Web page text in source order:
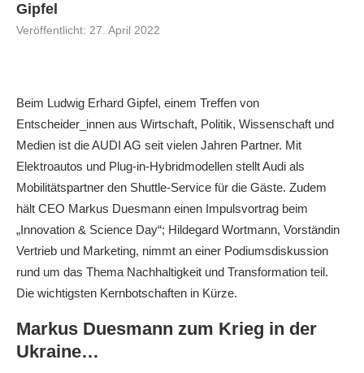
Gipfel
Veröffentlicht: 27. April 2022
Beim Ludwig Erhard Gipfel, einem Treffen von
Entscheider_innen aus Wirtschaft, Politik, Wissenschaft und
Medien ist die AUDI AG seit vielen Jahren Partner. Mit
Elektroautos und Plug-in-Hybridmodellen stellt Audi als
Mobilitätspartner den Shuttle-Service für die Gäste. Zudem
hält CEO Markus Duesmann einen Impulsvortrag beim
„Innovation & Science Day“; Hildegard Wortmann, Vorständin
Vertrieb und Marketing, nimmt an einer Podiumsdiskussion
rund um das Thema Nachhaltigkeit und Transformation teil.
Die wichtigsten Kernbotschaften in Kürze.
Markus Duesmann zum Krieg in der
Ukraine…